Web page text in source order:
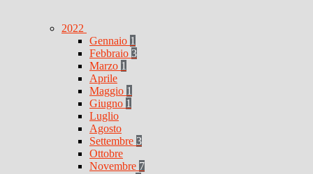
2022
Gennaio 1
Febbraio 3
Marzo 1
Aprile
Maggio 1
Giugno 1
Luglio
Agosto
Settembre 3
Ottobre
Novembre 7